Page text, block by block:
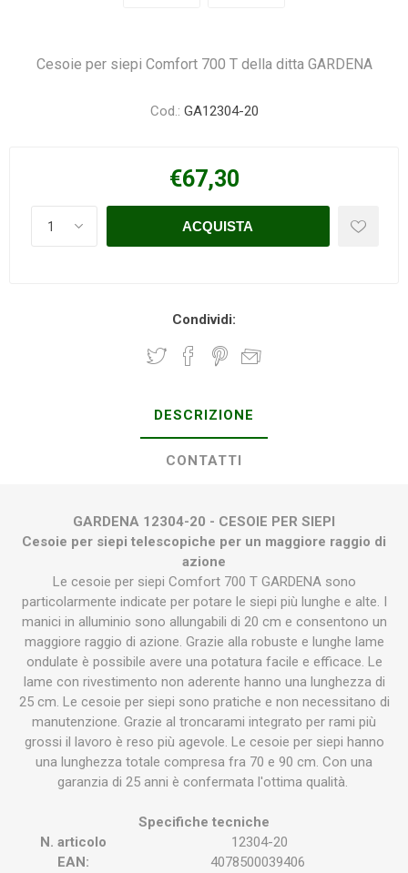
Cesoie per siepi Comfort 700 T della ditta GARDENA
Cod.: GA12304-20
€67,30
Condividi:
DESCRIZIONE
CONTATTI
GARDENA 12304-20 - CESOIE PER SIEPI
Cesoie per siepi telescopiche per un maggiore raggio di
azione
Le cesoie per siepi Comfort 700 T GARDENA sono
particolarmente indicate per potare le siepi più lunghe e alte. I
manici in alluminio sono allungabili di 20 cm e consentono un
maggiore raggio di azione. Grazie alla robuste e lunghe lame
ondulate è possibile avere una potatura facile e efficace. Le
lame con rivestimento non aderente hanno una lunghezza di
25 cm. Le cesoie per siepi sono pratiche e non necessitano di
manutenzione. Grazie al troncarami integrato per rami più
grossi il lavoro è reso più agevole. Le cesoie per siepi hanno
una lunghezza totale compresa fra 70 e 90 cm. Con una
garanzia di 25 anni è confermata l'ottima qualità.
Specifiche tecniche
N. articolo
12304-20
EAN:
4078500039406